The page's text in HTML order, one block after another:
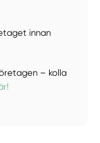
innan
– kolla